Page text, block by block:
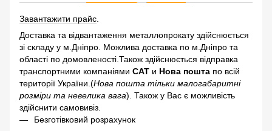
Завантажити прайс
Доставка та відвантаження металлопрокату здійснюється
зі складу у м.Дніпро. Можлива доставка по м.Дніпро та
області по домовленості.Також здійснюється відправка
транспортними компаніями САТ и Нова пошта по всій
території України.(Нова пошта тільки малогабаритні
розміри та невелика вага). Також у Вас є можливість
здійснити самовивіз.
Безготівковий розрахунок